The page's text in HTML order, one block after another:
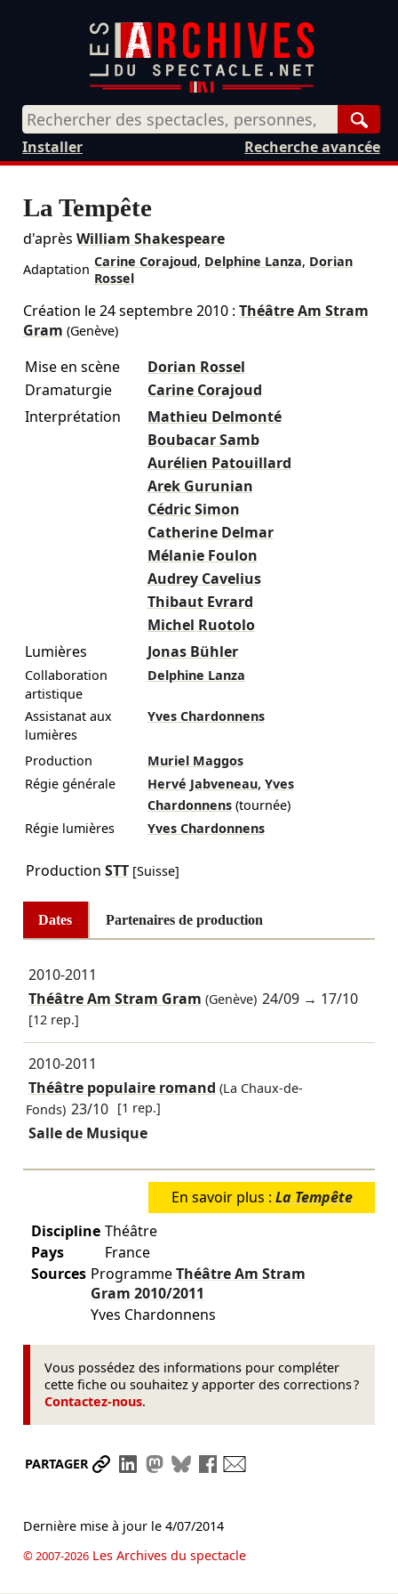
Recherche avancée
Installer
La Tempête
d'après William Shakespeare
Adaptation Carine Corajoud, Delphine Lanza, Dorian
Rossel
Création le24 septembre 2010: Théâtre Am Stram
Gram (Genève)
Mise en scène
Dorian Rossel
Dramaturgie
Carine Corajoud
Interprétation
Mathieu Delmonté
Boubacar Samb
Aurélien Patouillard
Arek Gurunian
Cédric Simon
Catherine Delmar
Mélanie Foulon
Audrey Cavelius
Thibaut Evrard
Michel Ruotolo
Lumières
Jonas Bühler
Collaboration
artistique
Delphine Lanza
Assistanat aux
lumières
Yves Chardonnens
Production
Muriel Maggos
Régie générale
Hervé Jabveneau, Yves
Chardonnens (tournée)
Régie lumières
Yves Chardonnens
Production STT[Suisse]
Dates Partenaires de production
2010-2011
Théâtre Am Stram Gram (Genève) 24/09 → 17/10
[12 rep.]
2010-2011
Théâtre populaire romand (La Chaux-de-
Fonds) 23/10 [1 rep.]
Salle de Musique
En savoir plus : La Tempête
Discipline Théâtre
Pays
France
Sources ProgrammeThéâtre Am Stram
Gram 2010/2011
Yves Chardonnens
Vous possédez des informations pour compléter
cette fiche ou souhaitez y apporter des corrections ?
Contactez-nous.
PARTAGER Partager le lien
Partager sur LinkedIn
Partager sur Mastodon
Partager sur Bluesky
Partager sur Facebook
Dernière mise à jour le 4/07/2014
© 2007-2026Les Archives du spectacle